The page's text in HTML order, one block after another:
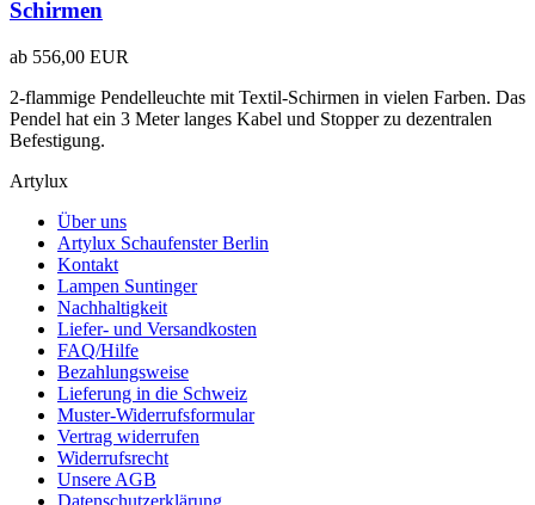
Schirmen
ab 556,00 EUR
2-flammige Pendelleuchte mit Textil-Schirmen in vielen Farben. Das
Pendel hat ein 3 Meter langes Kabel und Stopper zu dezentralen
Befestigung.
Artylux
Über uns
Artylux Schaufenster Berlin
Kontakt
Lampen Suntinger
Nachhaltigkeit
Liefer- und Versandkosten
FAQ/Hilfe
Bezahlungsweise
Lieferung in die Schweiz
Muster-Widerrufsformular
Vertrag widerrufen
Widerrufsrecht
Unsere AGB